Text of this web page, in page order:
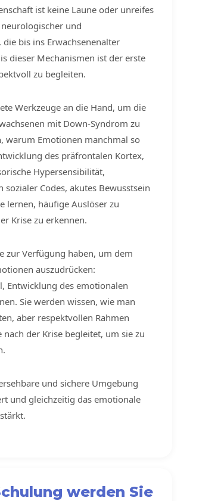
ist keine Laune oder unreifes
und
bis ins Erwachsenenalter
dieser Mechanismen ist der erste
zu begleiten.
Werkzeuge an die Hand, um die
mit Down-Syndrom zu
warum Emotionen manchmal so
des präfrontalen Kortex,
Hypersensibilität,
Codes, akutes Bewusstsein
lernen, häufige Auslöser zu
Krise zu erkennen.
zur Verfügung haben, um dem
auszudrücken:
Entwicklung des emotionalen
Sie werden wissen, wie man
aber respektvollen Rahmen
der Krise begleitet, um sie zu
und sichere Umgebung
und gleichzeitig das emotionale
werden Sie